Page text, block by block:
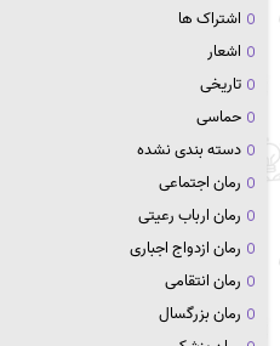
اشتراک ها
اشعار
تاریخی
حماسی
دسته بندی نشده
رمان اجتماعی
رمان ارباب رعیتی
رمان ازدواج اجباری
رمان انتقامی
رمان بزرگسال